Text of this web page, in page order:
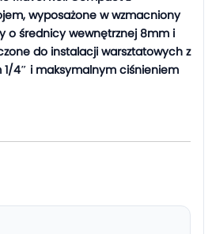
wyposażone w wzmacniony
o średnicy wewnętrznej 8mm i
do instalacji warsztatowych z
4″ i maksymalnym ciśnieniem